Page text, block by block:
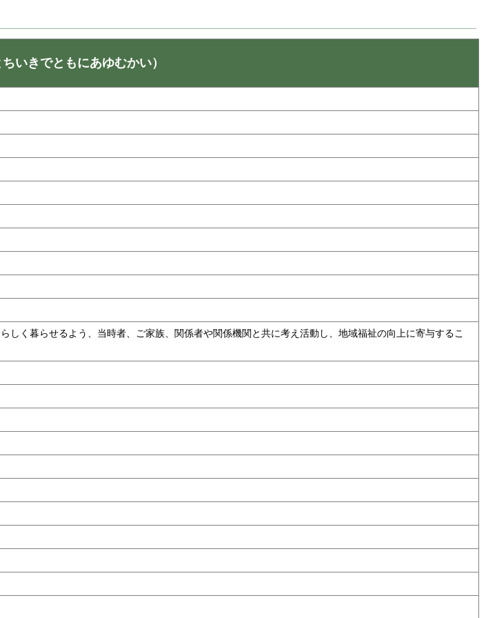
いきでともにあゆむかい）
しく暮らせるよう、当時者、ご家族、関係者や関係機関と共に考え活動し、地域福祉の向上に寄与するこ